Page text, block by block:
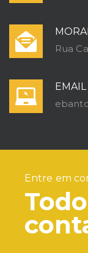
Rua
EMAIL
Entre em